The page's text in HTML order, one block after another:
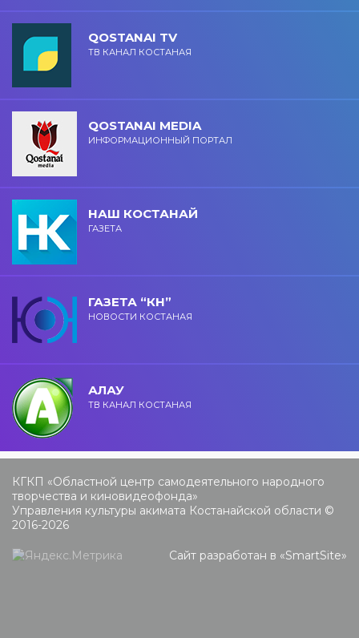
QOSTANAI TV
ТВ КАНАЛ КОСТАНАЯ
QOSTANAI MEDIA
ИНФОРМАЦИОННЫЙ ПОРТАЛ
НАШ КОСТАНАЙ
ГАЗЕТА
ГАЗЕТА “КН”
НОВОСТИ КОСТАНАЯ
АЛАУ
ТВ КАНАЛ КОСТАНАЯ
КГКП «Областной центр самодеятельного народного
творчества и киновидеофонда»
Управления культуры акимата Костанайской области ©
2016-2026
Сайт разработан в «SmartSite»